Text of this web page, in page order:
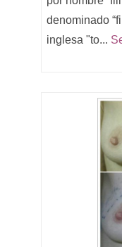
denominado
inglesa "to...